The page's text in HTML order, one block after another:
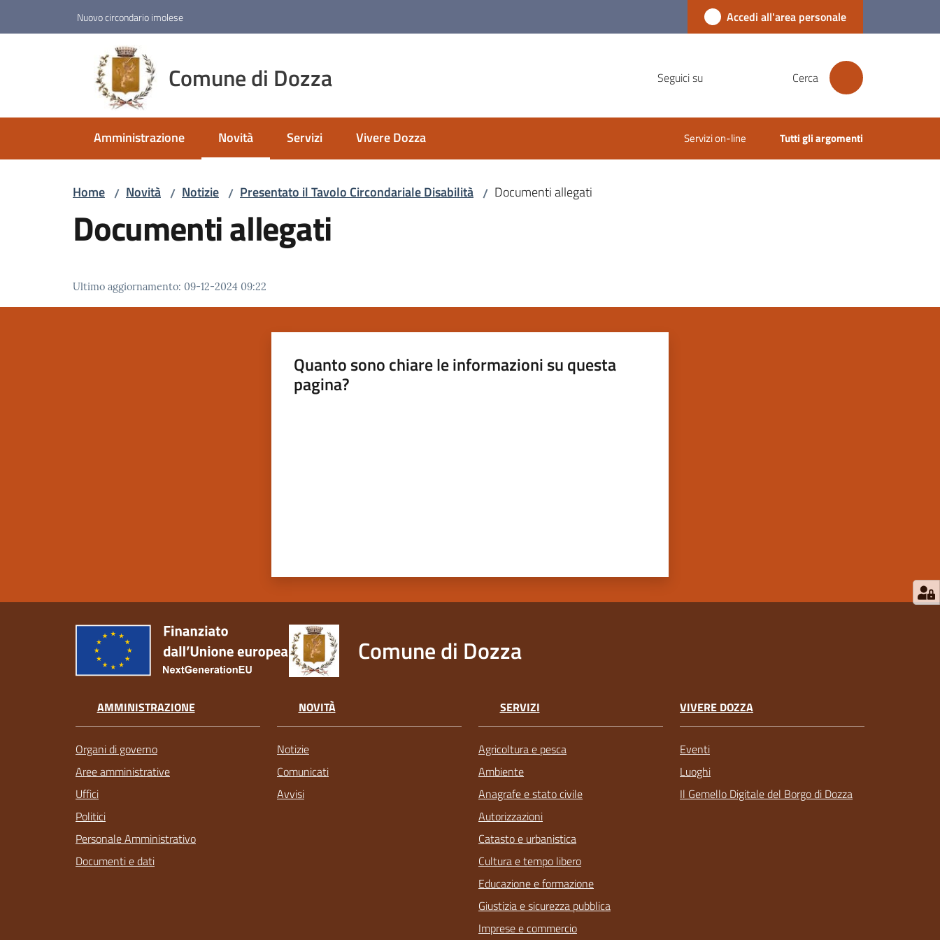
Nuovo circondario imolese Accedi all'area personale
Comune di Dozza Seguici su Cerca
Amministrazione Novità
Menu selezionato
Servizi Vivere Dozza Servizi on-line Tutti gli argomenti
Home / Novità / Notizie / Presentato il Tavolo Circondariale Disabilità / Documenti allegati
Documenti allegati
Ultimo aggiornamento: 09-12-2024 09:22
Quanto sono chiare le informazioni su questa
pagina?
Comune di Dozza
AMMINISTRAZIONE
Organi di governo
Aree amministrative
Uffici
Politici
Personale Amministrativo
Documenti e dati
NOVITÀ
Notizie
Comunicati
Avvisi
SERVIZI
Agricoltura e pesca
Ambiente
Anagrafe e stato civile
Autorizzazioni
Catasto e urbanistica
Cultura e tempo libero
Educazione e formazione
Giustizia e sicurezza pubblica
Imprese e commercio
VIVERE DOZZA
Eventi
Luoghi
Il Gemello Digitale del Borgo di Dozza